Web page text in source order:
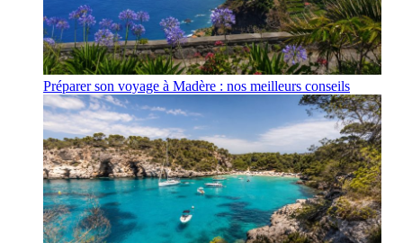
Préparer son voyage à Madère : nos meilleurs conseils